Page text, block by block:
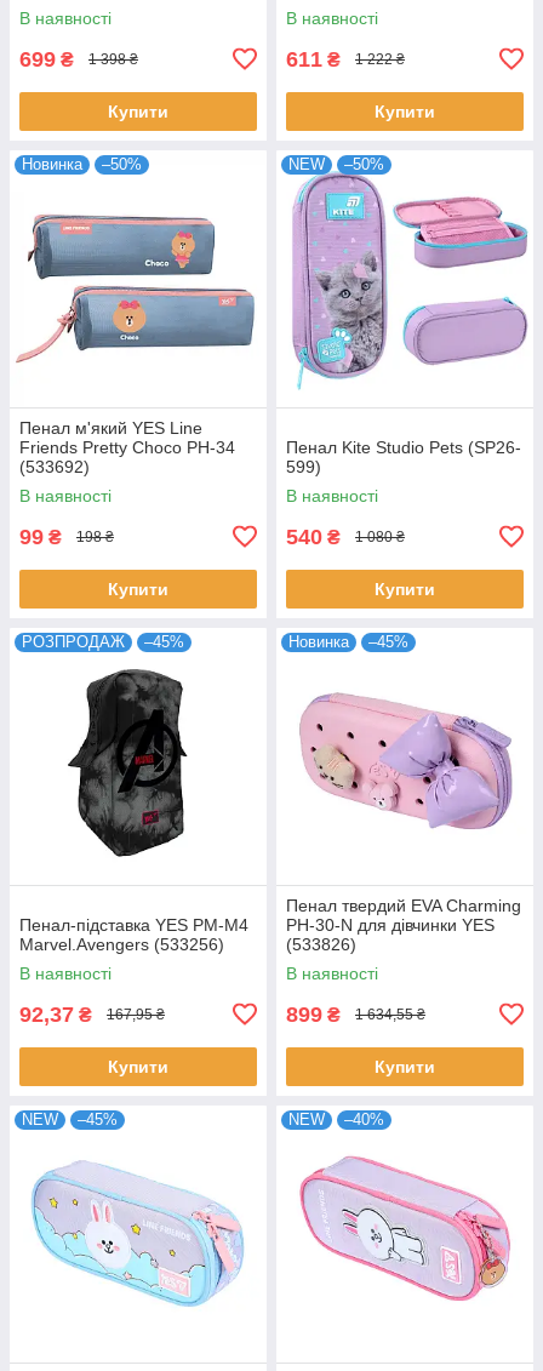
В наявності
699 ₴ 1 398 ₴
Купити
В наявності
611 ₴ 1 222 ₴
Купити
Новинка –50%
Пенал м'який YES Line
Friends Pretty Choco PH-34
(533692)
В наявності
99 ₴ 198 ₴
Купити
NEW –50%
Пенал Kite Studio Pets (SP26-
599)
В наявності
540 ₴ 1 080 ₴
Купити
РОЗПРОДАЖ –45%
Пенал-підставка YES PM-M4
Marvel.Avengers (533256)
В наявності
92,37 ₴ 167,95 ₴
Купити
Новинка –45%
Пенал твердий EVA Charming
PH-30-N для дівчинки YES
(533826)
В наявності
899 ₴ 1 634,55 ₴
Купити
NEW –45% NEW –40%